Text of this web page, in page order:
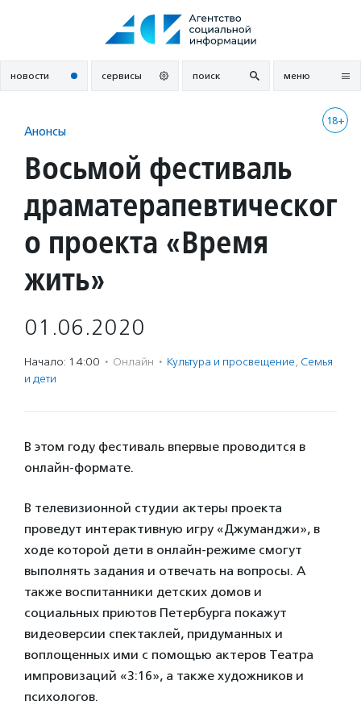
новости сервисы поиск меню
18+
Анонсы
Восьмой фестиваль
драматерапевтическог
о проекта «Время
жить»
01.06.2020
Начало: 14:00 · Онлайн · Культура и просвещение, Семья
и дети
В этом году фестиваль впервые проводится в
онлайн-формате.
В телевизионной студии актеры проекта
проведут интерактивную игру «Джуманджи», в
ходе которой дети в онлайн-режиме смогут
выполнять задания и отвечать на вопросы. А
также воспитанники детских домов и
социальных приютов Петербурга покажут
видеоверсии спектаклей, придуманных и
воплощенных ими с помощью актеров Театра
импровизаций «3:16», а также художников и
психологов.